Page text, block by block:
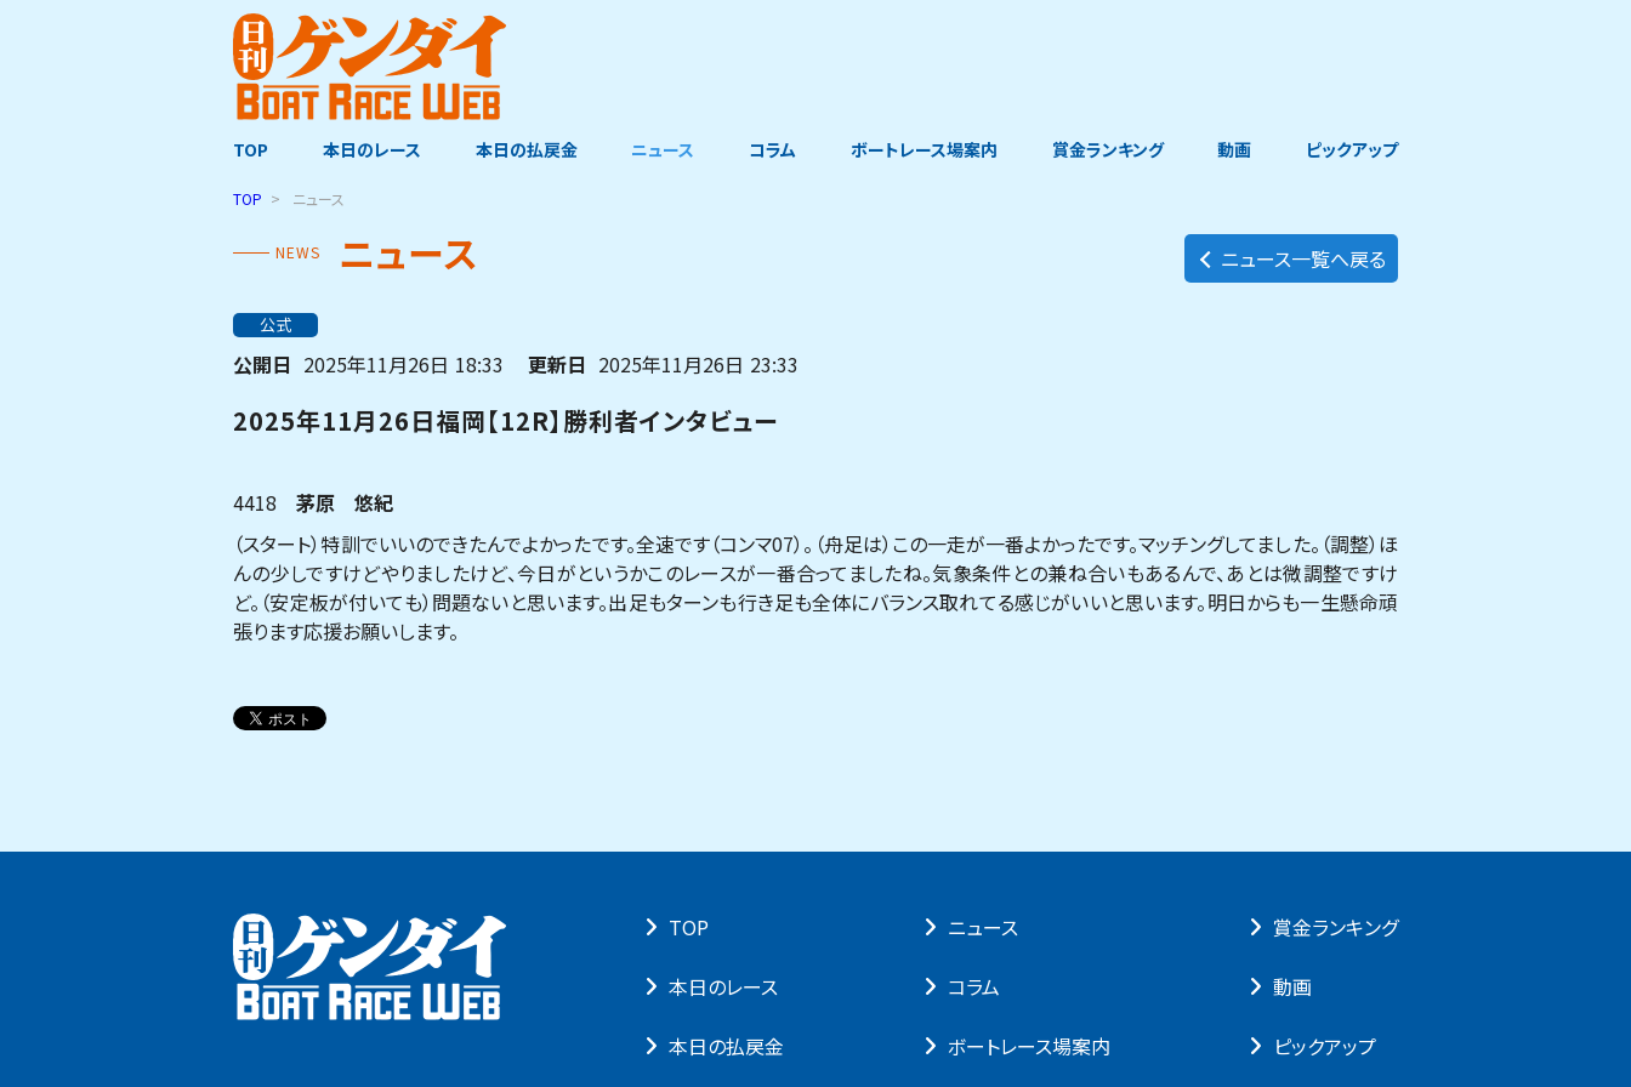
TOP 本日のレース 本日の払戻金 ニュース コラム ボートレース場案内 賞金ランキング 動画 ピックアップ
TOP ニュース
NEWS ニュース ニュース一覧へ戻る
公式
公開日 2025年11月26日 18:33 更新日 2025年11月26日 23:33
2025年11月26日福岡【12R】勝利者インタビュー
4418 茅原 悠紀
（スタート）特訓でいいのできたんでよかったです。全速です（コンマ07）。（舟足は）この一走が一番よかったです。マッチングしてました。（調整）ほ
んの少しですけどやりましたけど、今日がというかこのレースが一番合ってましたね。気象条件との兼ね合いもあるんで、あとは微調整ですけ
ど。（安定板が付いても）問題ないと思います。出足もターンも行き足も全体にバランス取れてる感じがいいと思います。明日からも一生懸命頑
張ります応援お願いします。
TOP
本⽇のレース
本⽇の払戻⾦
ニュース
コラム
ボートレース場案内
賞⾦ランキング
動画
ピックアップ